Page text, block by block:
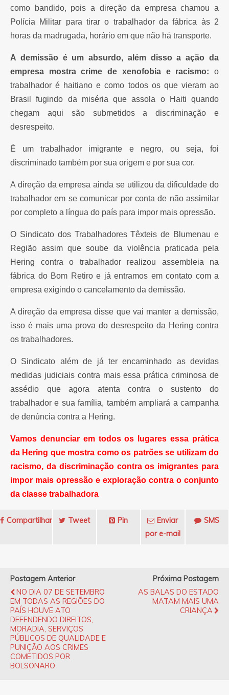
como bandido, pois a direção da empresa chamou a
Polícia Militar para tirar o trabalhador da fábrica às 2
horas da madrugada, horário em que não há transporte.
A demissão é um absurdo, além disso a ação da
empresa mostra crime de xenofobia e racismo: o
trabalhador é haitiano e como todos os que vieram ao
Brasil fugindo da miséria que assola o Haiti quando
chegam aqui são submetidos a discriminação e
desrespeito.
É um trabalhador imigrante e negro, ou seja, foi
discriminado também por sua origem e por sua cor.
A direção da empresa ainda se utilizou da dificuldade do
trabalhador em se comunicar por conta de não assimilar
por completo a língua do país para impor mais opressão.
O Sindicato dos Trabalhadores Têxteis de Blumenau e
Região assim que soube da violência praticada pela
Hering contra o trabalhador realizou assembleia na
fábrica do Bom Retiro e já entramos em contato com a
empresa exigindo o cancelamento da demissão.
A direção da empresa disse que vai manter a demissão,
isso é mais uma prova do desrespeito da Hering contra
os trabalhadores.
O Sindicato além de já ter encaminhado as devidas
medidas judiciais contra mais essa prática criminosa de
assédio que agora atenta contra o sustento do
trabalhador e sua família, também ampliará a campanha
de denúncia contra a Hering.
Vamos denunciar em todos os lugares essa prática
da Hering que mostra como os patrões se utilizam do
racismo, da discriminação contra os imigrantes para
impor mais opressão e exploração contra o conjunto
da classe trabalhadora
Compartilhar Tweet Pin
Enviar
por e-mail
SMS
Postagem Anterior
NO DIA 07 DE SETEMBRO
EM TODAS AS REGIÕES DO
PAÍS HOUVE ATO
DEFENDENDO DIREITOS,
MORADIA, SERVIÇOS
PÚBLICOS DE QUALIDADE E
PUNIÇÃO AOS CRIMES
COMETIDOS POR
BOLSONARO
Próxima Postagem
AS BALAS DO ESTADO
MATAM MAIS UMA
CRIANÇA